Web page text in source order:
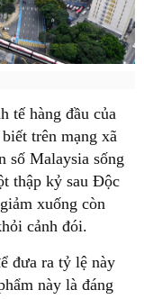
tế hàng đầu của
trên mạng xã
số Malaysia sống
thập kỷ sau Độc
xuống còn
cảnh đói.
đưa ra tỷ lệ này
này là đáng